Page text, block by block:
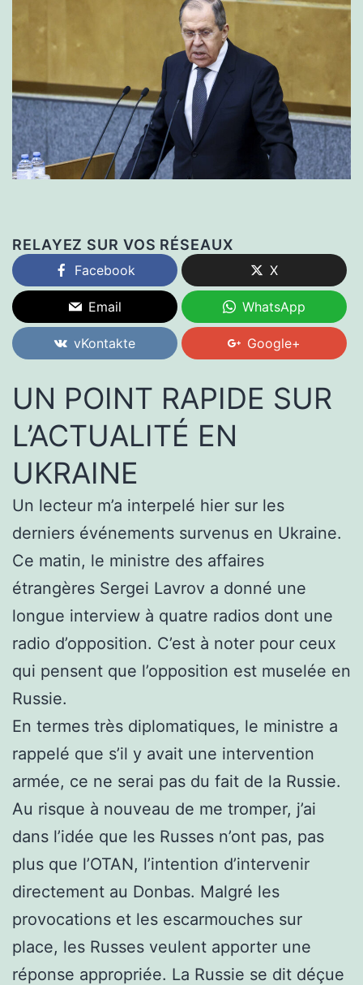
RELAYEZ SUR VOS RÉSEAUX
Facebook X
Email WhatsApp
vKontakte Google+
UN POINT RAPIDE SUR
L’ACTUALITÉ EN
UKRAINE
Un lecteur m’a interpelé hier sur les
derniers événements survenus en Ukraine.
Ce matin, le ministre des affaires
étrangères Sergei Lavrov a donné une
longue interview à quatre radios dont une
radio d’opposition. C’est à noter pour ceux
qui pensent que l’opposition est muselée en
Russie.
En termes très diplomatiques, le ministre a
rappelé que s’il y avait une intervention
armée, ce ne serai pas du fait de la Russie.
Au risque à nouveau de me tromper, j’ai
dans l’idée que les Russes n’ont pas, pas
plus que l’OTAN, l’intention d’intervenir
directement au Donbas. Malgré les
provocations et les escarmouches sur
place, les Russes veulent apporter une
réponse appropriée. La Russie se dit déçue